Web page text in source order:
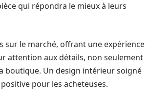
qui répondra le mieux à leurs
sur le marché, offrant une expérience
attention aux détails, non seulement
boutique. Un design intérieur soigné
pour les acheteuses.